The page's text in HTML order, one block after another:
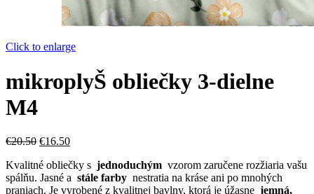
Click to enlarge
mikroplyŠ obliečky 3-dielne
M4
€20.50 Pôvodná
bola:
€20.50.
€16.50Aktuálna
je:
€16.50.
Kvalitné obliečky s jednoduchým vzorom zaručene rozžiaria vašu
spálňu. Jasné a stále farby nestratia na kráse ani po mnohých
praniach. Je vyrobené z kvalitnej bavlny, ktorá je úžasne jemná,